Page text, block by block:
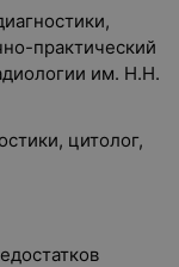
практический
им. Н.Н.
цитолог,